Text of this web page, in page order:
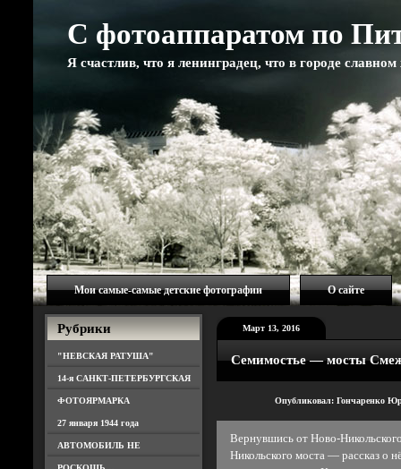
С фотоаппаратом по
Я счастлив, что я ленинградец, что в городе
Мои самые-самые детские фотографии О сайте
Рубрики
"НЕВСКАЯ РАТУША"
14-я САНКТ-ПЕТЕРБУРГСКАЯ
ФОТОЯРМАРКА
27 января 1944 года
АВТОМОБИЛЬ НЕ
Март 13, 2016
Семимостье — мосты
Опубликовал: Гончаренко
Вернувшись от Ново-
Никольского моста — рассказ о